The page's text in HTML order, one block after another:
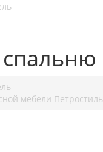
мебели Петростиль